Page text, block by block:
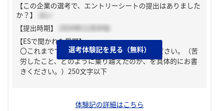
【この企業の選考で、エントリーシートの提出はありました
か？】
はい
【提出時期】
2024年11月中旬
【ESで聞かれた質問】
〇これまでで一番の「苦労自慢」をご記入ください。（苦
労したこと、どのように乗り越えたのか、を具体的にお書
きください。）250文字以下
体験記の詳細はこちら
選考体験記を見る（無料）